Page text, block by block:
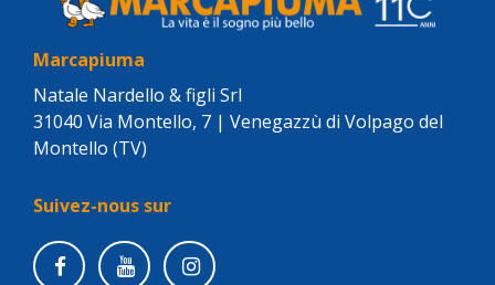
Marcapiuma
Natale Nardello & figli Srl
31040 Via Montello, 7 | Venegazzù di Volpago del
Montello (TV)
Suivez-nous sur